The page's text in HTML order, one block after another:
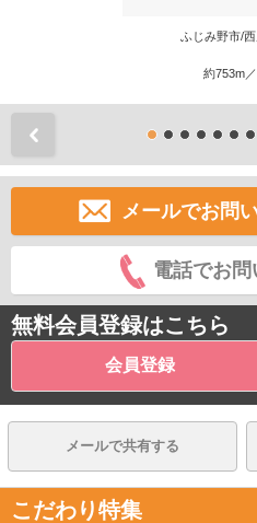
ふじみ野市/
約753m
メールでお問
電話でお
無料会員登録はこちら
会員登録
メールで共有する
こだわり特集